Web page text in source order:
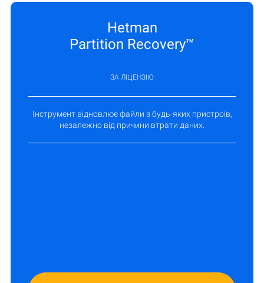
Hetman
Partition Recovery™
ЗА ЛІЦЕНЗІЮ
Інструмент відновлює файли з будь-яких пристроїв,
незалежно від причини втрати даних.